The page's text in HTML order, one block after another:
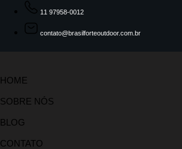
11 97958-0012
contato@brasilforteoutdoor.com.br
HOME
SOBRE NÓS
BLOG
CONTATO